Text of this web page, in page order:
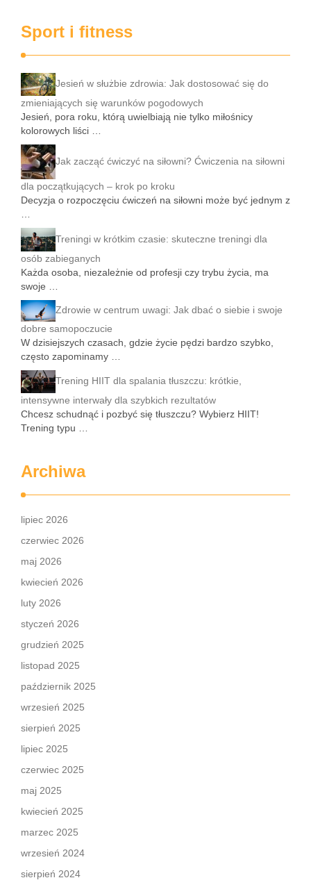
Sport i fitness
Jesień w służbie zdrowia: Jak dostosować się do
zmieniających się warunków pogodowych
Jesień, pora roku, którą uwielbiają nie tylko miłośnicy
kolorowych liści …
Jak zacząć ćwiczyć na siłowni? Ćwiczenia na siłowni
dla początkujących – krok po kroku
Decyzja o rozpoczęciu ćwiczeń na siłowni może być jednym z
…
Treningi w krótkim czasie: skuteczne treningi dla
osób zabieganych
Każda osoba, niezależnie od profesji czy trybu życia, ma
swoje …
Zdrowie w centrum uwagi: Jak dbać o siebie i swoje
dobre samopoczucie
W dzisiejszych czasach, gdzie życie pędzi bardzo szybko,
często zapominamy …
Trening HIIT dla spalania tłuszczu: krótkie,
intensywne interwały dla szybkich rezultatów
Chcesz schudnąć i pozbyć się tłuszczu? Wybierz HIIT!
Trening typu …
Archiwa
lipiec 2026
czerwiec 2026
maj 2026
kwiecień 2026
luty 2026
styczeń 2026
grudzień 2025
listopad 2025
październik 2025
wrzesień 2025
sierpień 2025
lipiec 2025
czerwiec 2025
maj 2025
kwiecień 2025
marzec 2025
wrzesień 2024
sierpień 2024